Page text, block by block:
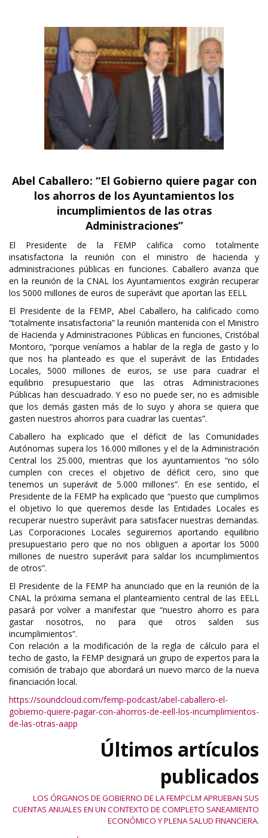
Abel Caballero: “El Gobierno quiere pagar con
los ahorros de los Ayuntamientos los
incumplimientos de las otras
Administraciones”
El Presidente de la FEMP califica como totalmente
insatisfactoria la reunión con el ministro de hacienda y
administraciones públicas en funciones. Caballero avanza que
en la reunión de la CNAL los Ayuntamientos exigirán recuperar
los 5000 millones de euros de superávit que aportan las EELL
El Presidente de la FEMP, Abel Caballero, ha calificado como
“totalmente insatisfactoria” la reunión mantenida con el Ministro
de Hacienda y Administraciones Públicas en funciones, Cristóbal
Montoro, “porque veníamos a hablar de la regla de gasto y lo
que nos ha planteado es que el superávit de las Entidades
Locales, 5000 millones de euros, se use para cuadrar el
equilibrio presupuestario que las otras Administraciones
Públicas han descuadrado. Y eso no puede ser, no es admisible
que los demás gasten más de lo suyo y ahora se quiera que
gasten nuestros ahorros para cuadrar las cuentas”.
Caballero ha explicado que el déficit de las Comunidades
Autónomas supera los 16.000 millones y el de la Administración
Central los 25.000, mientras que los ayuntamientos “no sólo
cumplen con creces el objetivo de déficit cero, sino que
tenemos un superávit de 5.000 millones”. En ese sentido, el
Presidente de la FEMP ha explicado que “puesto que cumplimos
el objetivo lo que queremos desde las Entidades Locales es
recuperar nuestro superávit para satisfacer nuestras demandas.
Las Corporaciones Locales seguiremos aportando equilibrio
presupuestario pero que no nos obliguen a aportar los 5000
millones de nuestro superávit para saldar los incumplimientos
de otros”.
El Presidente de la FEMP ha anunciado que en la reunión de la
CNAL la próxima semana el planteamiento central de las EELL
pasará por volver a manifestar que “nuestro ahorro es para
gastar nosotros, no para que otros salden sus
incumplimientos”.
Con relación a la modificación de la regla de cálculo para el
techo de gasto, la FEMP designará un grupo de expertos para la
comisión de trabajo que abordará un nuevo marco de la nueva
financiación local.
https://soundcloud.com/femp-podcast/abel-caballero-el-
gobierno-quiere-pagar-con-ahorros-de-eell-los-incumplimientos-
de-las-otras-aapp
Últimos artículos
publicados
LOS ÓRGANOS DE GOBIERNO DE LA FEMPCLM APRUEBAN SUS
CUENTAS ANUALES EN UN CONTEXTO DE COMPLETO SANEAMIENTO
ECONÓMICO Y PLENA SALUD FINANCIERA.